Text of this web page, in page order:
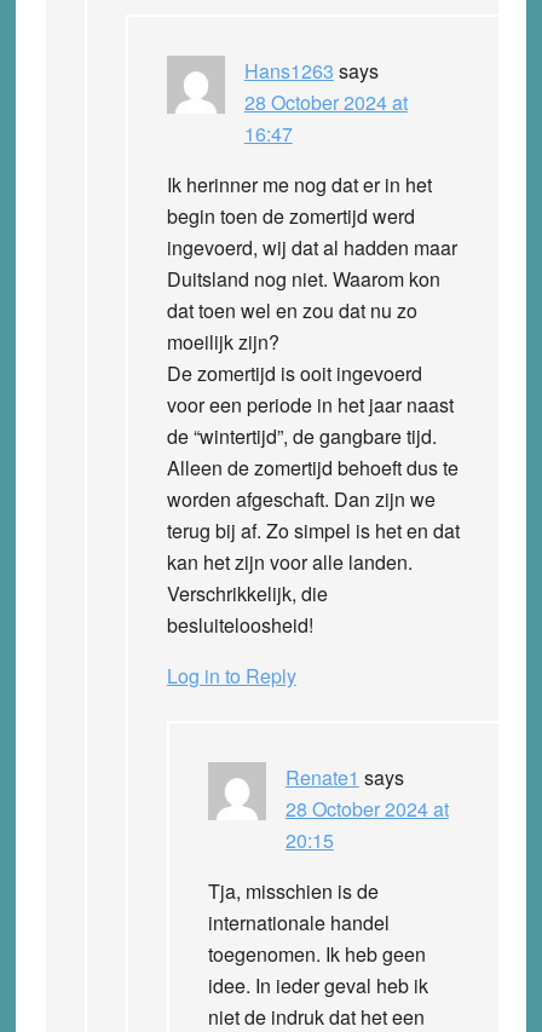
Hans1263 says
28 October 2024 at
16:47
Ik herinner me nog dat er in het
begin toen de zomertijd werd
ingevoerd, wij dat al hadden maar
Duitsland nog niet. Waarom kon
dat toen wel en zou dat nu zo
moeilijk zijn?
De zomertijd is ooit ingevoerd
voor een periode in het jaar naast
de “wintertijd”, de gangbare tijd.
Alleen de zomertijd behoeft dus te
worden afgeschaft. Dan zijn we
terug bij af. Zo simpel is het en dat
kan het zijn voor alle landen.
Verschrikkelijk, die
besluiteloosheid!
Log in to Reply
Renate1 says
28 October 2024 at
20:15
Tja, misschien is de
internationale handel
toegenomen. Ik heb geen
idee. In ieder geval heb ik
niet de indruk dat het een